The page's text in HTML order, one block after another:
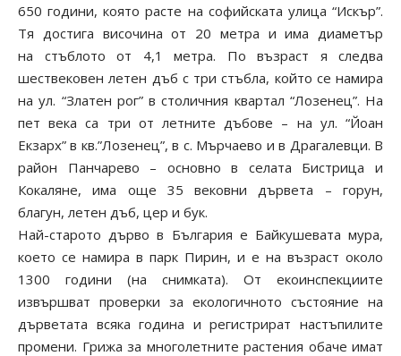
650 години, която расте на софийската улица “Искър”.
Тя достига височина от 20 метра и има диаметър
на стъблото от 4,1 метра. По възраст я следва
шествековен летен дъб с три стъбла, който се намира
на ул. “Златен рог” в столичния квартал “Лозенец”. На
пет века са три от летните дъбове – на ул. “Йоан
Екзарх” в кв.”Лозенец”, в с. Мърчаево и в Драгалевци. В
район Панчарево – основно в селата Бистрица и
Кокаляне, има още 35 вековни дървета – горун,
благун, летен дъб, цер и бук.
Най-старото дърво в България е Байкушевата мура,
което се намира в парк Пирин, и е на възраст около
1300 години (на снимката). От екоинспекциите
извършват проверки за екологичното състояние на
дърветата всяка година и регистрират настъпилите
промени. Грижа за многолетните растения обаче имат